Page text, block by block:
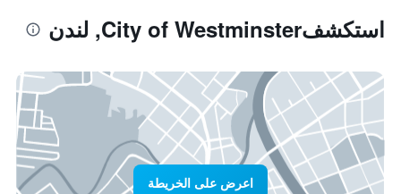
استكشفCity of Westminster, لندن
اعرض على الخريطة